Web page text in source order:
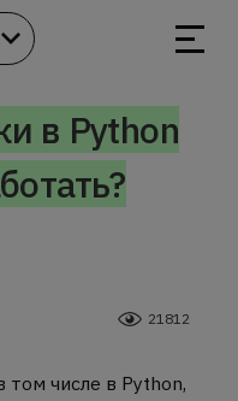
в Python
21812
числе в Python,